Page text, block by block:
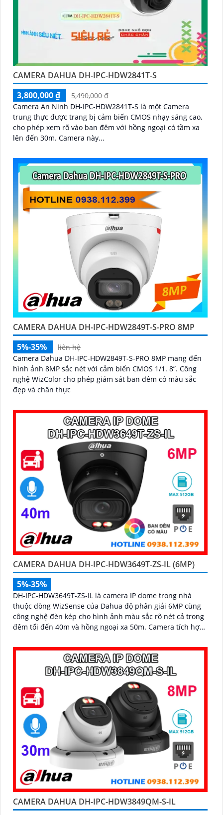
CAMERA DAHUA DH-IPC-HDW2841T-S
3,800,000 ₫
5,490,000 ₫
Camera An Ninh DH-IPC-HDW2841T-S là một Camera
trung thực được trang bị cảm biến CMOS nhạy sáng cao,
cho phép xem rõ vào ban đêm với hồng ngoại có tầm xa
lên đến 30m. Camera này...
CAMERA DAHUA DH-IPC-HDW2849T-S-PRO 8MP
5%-35%
liên hệ
Camera Dahua DH-IPC-HDW2849T-S-PRO 8MP mang đến
hình ảnh 8MP sắc nét với cảm biến CMOS 1/1. 8”. Công
nghệ WizColor cho phép giám sát ban đêm có màu sắc
đẹp và chân thực
CAMERA DAHUA DH-IPC-HDW3649T-ZS-IL (6MP)
5%-35%
DH-IPC-HDW3649T-ZS-IL là camera IP dome trong nhà
thuộc dòng WizSense của Dahua độ phân giải 6MP cùng
công nghệ đèn kép cho hình ảnh màu sắc rõ nét cả trong
đêm tối đến 40m và hồng ngoại xa 50m. Camera tích hợp
năng phát hiện chính xác người và phương tiện, nâng cao
hiệu quả giám sát an ninh hỗ trợ PoE và giá rẻ hiệu quả
CAMERA DAHUA DH-IPC-HDW3849QM-S-IL